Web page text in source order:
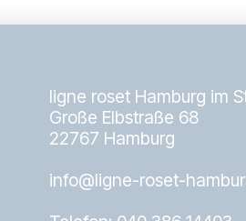
ligne roset Hamburg im
Große Elbstraße 68
22767 Hamburg
info@ligne-roset-